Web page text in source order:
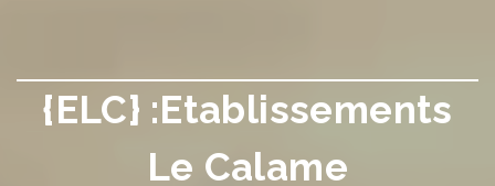
{ELC} :Etablissements
Le Calame